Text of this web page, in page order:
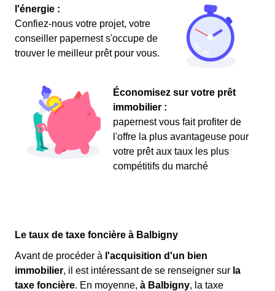
l'énergie :
Confiez-nous votre projet, votre
conseiller papernest s'occupe de
trouver le meilleur prêt pour vous.
Économisez sur votre prêt
immobilier :
papernest vous fait profiter de
l'offre la plus avantageuse pour
votre prêt aux taux les plus
compétitifs du marché
Le taux de taxe foncière à Balbigny
Avant de procéder à l'acquisition d'un bien
immobilier, il est intéressant de se renseigner sur la
taxe foncière. En moyenne, à Balbigny, la taxe